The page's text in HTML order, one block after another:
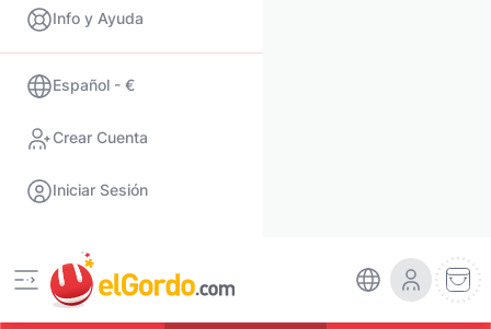
Info y Ayuda
Español - €
Crear Cuenta
Iniciar Sesión